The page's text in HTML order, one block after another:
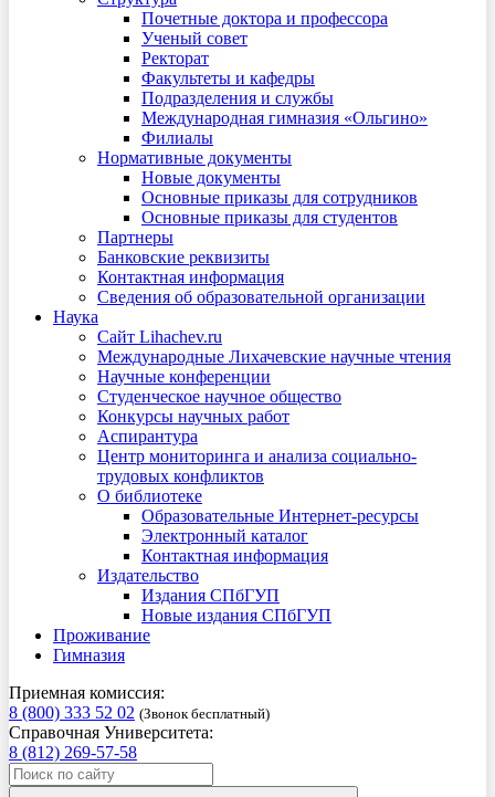
Почетные доктора и профессора
Ученый совет
Ректорат
Факультеты и кафедры
Подразделения и службы
Международная гимназия «Ольгино»
Филиалы
Нормативные документы
Новые документы
Основные приказы для сотрудников
Основные приказы для студентов
Партнеры
Банковские реквизиты
Контактная информация
Сведения об образовательной организации
Наука
Сайт Lihachev.ru
Международные Лихачевские научные чтения
Научные конференции
Студенческое научное общество
Конкурсы научных работ
Аспирантура
Центр мониторинга и анализа социально-
трудовых конфликтов
О библиотеке
Образовательные Интернет-ресурсы
Электронный каталог
Контактная информация
Издательство
Издания СПбГУП
Новые издания СПбГУП
Проживание
Гимназия
Приемная комиссия:
8 (800) 333 52 02 (Звонок бесплатный)
Справочная Университета:
8 (812) 269-57-58